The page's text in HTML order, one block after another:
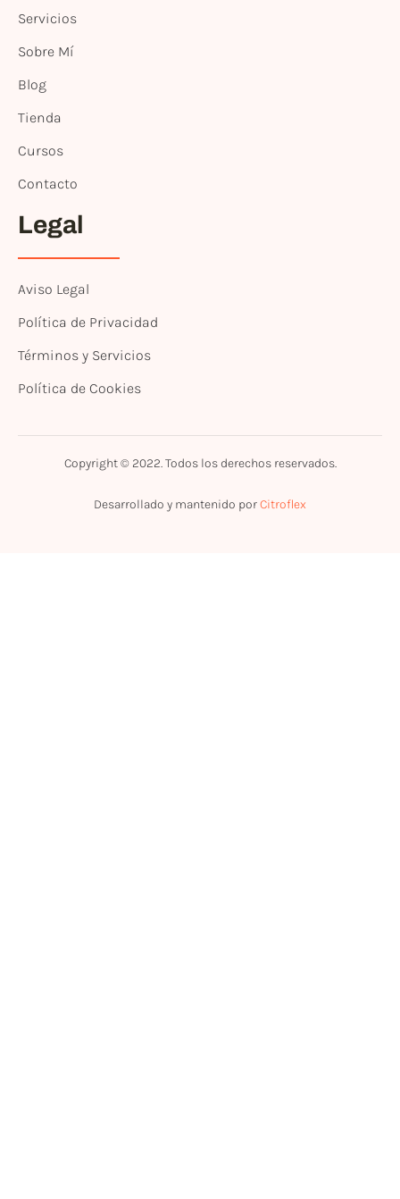
Servicios
Sobre Mí
Blog
Tienda
Cursos
Contacto
Legal
Aviso Legal
Política de Privacidad
Términos y Servicios
Política de Cookies
Copyright © 2022. Todos los derechos reservados.
Desarrollado y mantenido porCitroflex